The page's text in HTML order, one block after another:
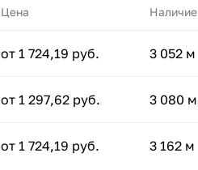
Цена Наличие
от 1 724,19 руб. 3 052 м
от 1 297,62 руб. 3 080 м
от 1 724,19 руб. 3 162 м